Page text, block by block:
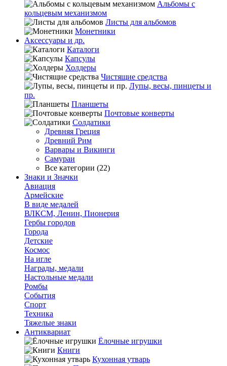
Альбомы с
кольцевым механизмом
Листы для альбомов
Монетники
Аксессуары и др.
Каталоги
Капсулы
Холдеры
Чистящие средства
Лупы, весы, пинцеты и
пр.
Планшеты
Почтовые конверты
Солдатики
Древняя Греция
Древний Рим
Варвары и Викинги
Самураи
Все категории (22)
Знаки и Значки
Авиация
Армейские
В виде медалей
ВЛКСМ, Ленин, Пионерия
Гербы городов
Города
Детские
Космос
На игле
Награды, медали
Настольные медали
Ромбы
События
Спорт
Техника
Тяжелые знаки
Антиквариат
Ёлочные игрушки
Книги
Кухонная утварь